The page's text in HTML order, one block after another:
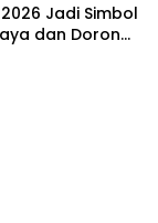
Jadi Simbol
dan Dorong